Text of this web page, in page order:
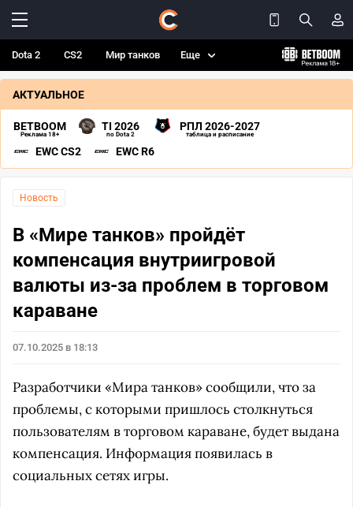
Dota 2 CS2 Мир танков Еще
АКТУАЛЬНОЕ
BETBOOM
Реклама 18+
TI 2026
по Dota 2
РПЛ 2026-2027
таблица и расписание
EWC CS2 EWC R6
Новость
В «Мире танков» пройдёт
компенсация внутриигровой
валюты из-за проблем в торговом
караване
07.10.2025 в 18:13
Разработчики «Мира танков» сообщили, что за
проблемы, с которыми пришлось столкнуться
пользователям в торговом караване, будет выдана
компенсация. Информация появилась в
социальных сетях игры.